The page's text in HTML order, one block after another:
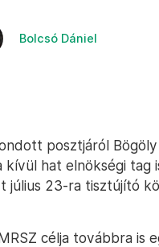
Bolcsó Dániel
posztjáról
kívül hat elnökségi
július 23-ra tisztújító
célja továbbra is